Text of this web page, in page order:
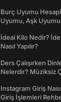
Burç Uyumu
Uyumu, Aşk Uyumu
İdeal Kilo Nedir?
Nasıl Yapılır?
Ders Çalışırken
Nelerdir? Müziksiz
Instagram Giriş
Giriş İşlemleri